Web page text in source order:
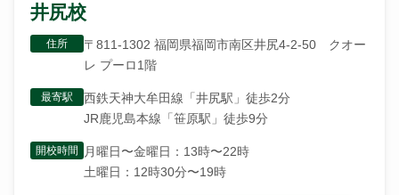
井尻校
住所
〒811-1302 福岡県福岡市南区井尻4-2-50 クオー
レ プーロ1階
最寄駅
西鉄天神大牟田線「井尻駅」徒歩2分
JR鹿児島本線「笹原駅」徒歩9分
開校時間
月曜日〜金曜日：13時〜22時
土曜日：12時30分〜19時